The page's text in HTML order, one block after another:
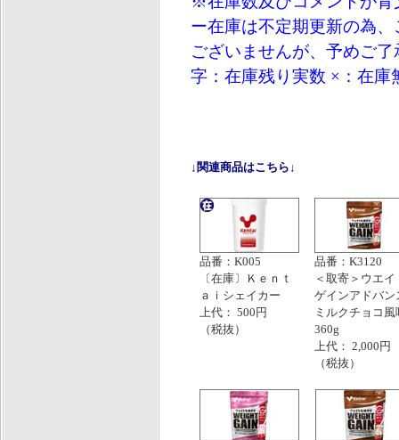
ー在庫は不定期更新の為
ございませんが、予めご
字：在庫残り実数 ×：在庫
↓関連商品はこちら↓
品番：K005
〔在庫〕Ｋｅｎｔ
ａｉシェイカー
上代： 500円
（税抜）
品番：K3120
＜取寄＞ウエイ
ゲインアドバン
ミルクチョコ風
360g
上代： 2,000円
（税抜）